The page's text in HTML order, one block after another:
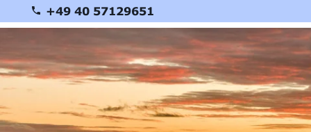
+49 40 57129651
Northern
Eiscamp
Aurora